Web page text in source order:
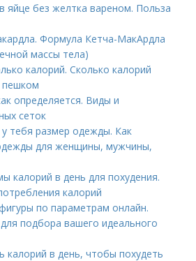
яйце без желтка вареном. Польза
Формула Кетча-МакАрдла
массы тела)
калорий. Сколько калорий
пешком
определяется. Виды и
сеток
у тебя размер одежды. Как
для женщины, мужчины,
калорий в день для похудения.
калорий
по параметрам онлайн.
подбора вашего идеального
калорий в день, чтобы похудеть